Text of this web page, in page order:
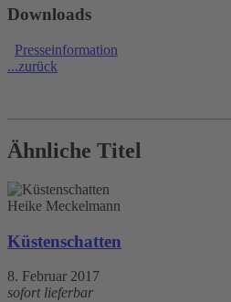
Downloads
Presseinformation
...zurück
Ähnliche Titel
Heike Meckelmann
Küstenschatten
8. Februar 2017
sofort lieferbar